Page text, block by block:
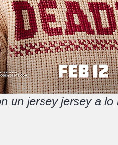
un jersey jersey a lo